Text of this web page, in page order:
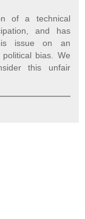
of a technical
and has
issue on an
bias. We
this unfair